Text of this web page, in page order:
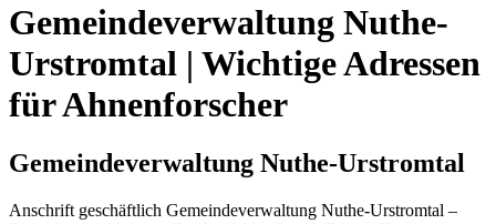
Gemeindeverwaltung Nuthe-
Urstromtal | Wichtige Adressen
für Ahnenforscher
Gemeindeverwaltung Nuthe-Urstromtal
Anschrift geschäftlich Gemeindeverwaltung Nuthe-Urstromtal –